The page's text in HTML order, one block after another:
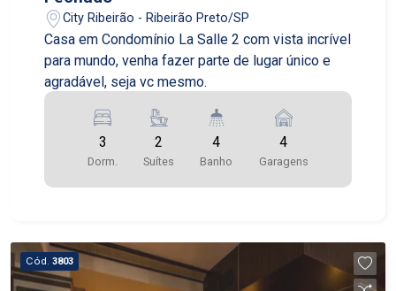
City Ribeirão - Ribeirão Preto/SP
Casa em Condomínio La Salle 2 com vista incrível
para mundo, venha fazer parte de lugar único e
agradável, seja vc mesmo.
3
Dorm.
2
Suítes
4
Banho
4
Garagens
Cód. 3803